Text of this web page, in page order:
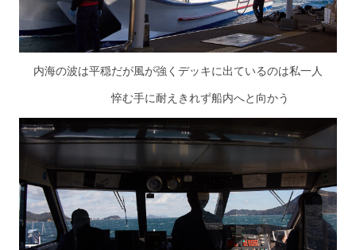
内海の波は平穏だが風が強くデッキに出ているのは私一人
悴む手に耐えきれず船内へと向かう